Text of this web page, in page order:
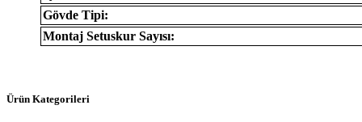
Gövde Tipi:
Montaj Setuskur Sayısı:
Ürün Kategorileri